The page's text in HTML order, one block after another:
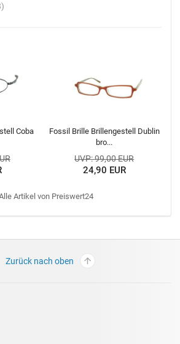
Coba
Fossil Brille Brillengestell Dublin
bro...
UVP: 99,00 EUR
24,90 EUR
Artikel von Preiswert24
Zurück nach oben